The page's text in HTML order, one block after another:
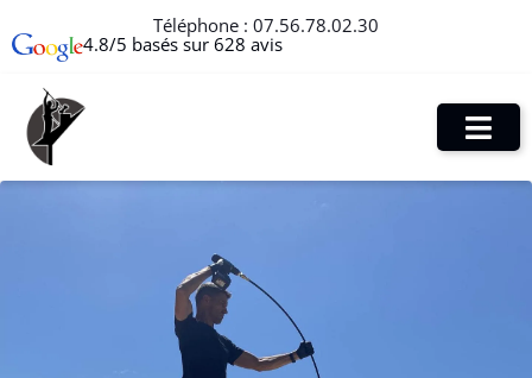
Téléphone : 07.56.78.02.30
4.8/5 basés sur 628 avis